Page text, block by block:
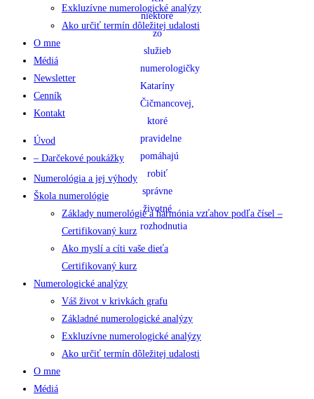
Exkluzívne numerologické analýzy
Ako určiť termín dôležitej udalosti
O mne
Médiá
Newsletter
Cenník
Kontakt
Úvod
– Darčekové poukážky
Numerológia a jej výhody
Škola numerológie
Základy numerológie a harmónia vzťahov podľa čísel –
Certifikovaný kurz
Ako myslí a cíti vaše dieťa
Certifikovaný kurz
Numerologické analýzy
Váš život v krivkách grafu
Základné numerologické analýzy
Exkluzívne numerologické analýzy
Ako určiť termín dôležitej udalosti
O mne
Médiá